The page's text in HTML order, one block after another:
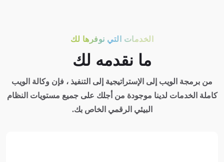
الخدمات التي نوفرها لك
ما نقدمه لك
من برمجة الويب إلى الإستراتيجية إلى التنفيذ ، فإن وكالة الويب
كاملة الخدمات لدينا موجودة من أجلك على جميع مستويات النظام
البيئي الرقمي الخاص بك.